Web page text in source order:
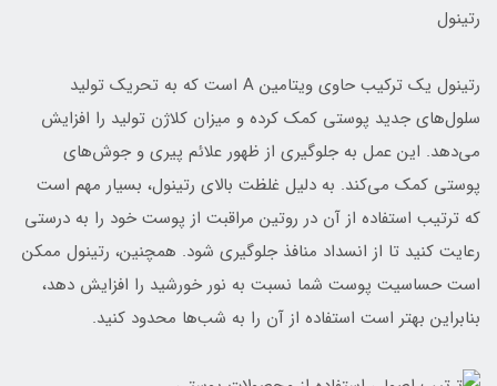
رتینول
رتینول یک ترکیب حاوی ویتامین A است که به تحریک تولید
سلول‌های جدید پوستی کمک کرده و میزان کلاژن تولید را افزایش
می‌دهد. این عمل به جلوگیری از ظهور علائم پیری و جوش‌های
پوستی کمک می‌کند. به دلیل غلظت بالای رتینول، بسیار مهم است
که ترتیب استفاده از آن در روتین مراقبت از پوست خود را به درستی
رعایت کنید تا از انسداد منافذ جلوگیری شود. همچنین، رتینول ممکن
است حساسیت پوست شما نسبت به نور خورشید را افزایش دهد،
بنابراین بهتر است استفاده از آن را به شب‌ها محدود کنید.